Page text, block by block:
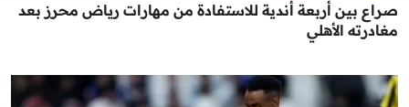
صراع بين أربعة أندية للاستفادة من مهارات رياض محرز بعد
مغادرته الأهلي